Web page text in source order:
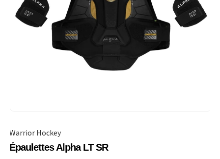
Warrior Hockey
Épaulettes Alpha LT SR